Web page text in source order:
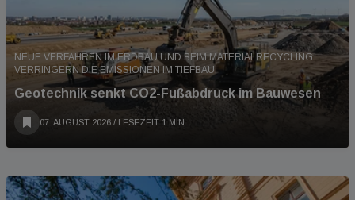
NEUE VERFAHREN IM ERDBAU UND BEIM MATERIALRECYCLING
VERRINGERN DIE EMISSIONEN IM TIEFBAU.
Geotechnik senkt CO2-Fußabdruck im Bauwesen
07. AUGUST 2026 / LESEZEIT 1 MIN